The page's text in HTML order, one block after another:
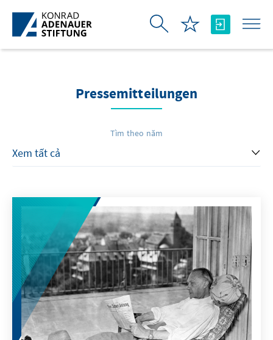
Skip to Main Content
Pressemitteilungen
Tìm theo năm